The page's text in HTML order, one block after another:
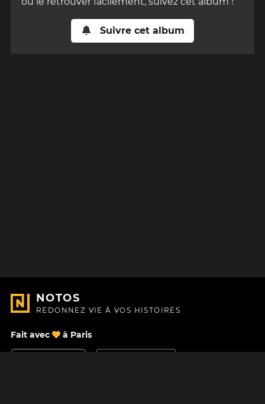
Suivre cet album
NOTOS
REDONNEZ VIE À VOS HISTOIRES
Fait avec à Paris